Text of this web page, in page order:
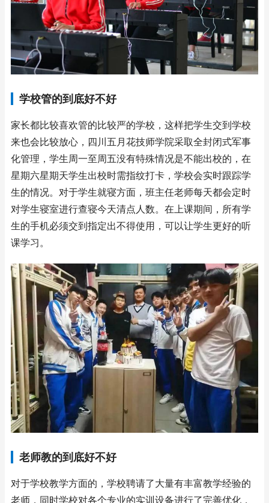
学校管的到底好不好
家长都比较喜欢管的比较严的学校，这样把学生交到学校
来也会比较放心，四川五月花技师学院采取全封闭式军事
化管理，学生周一至周五没有特殊情况是不能出校的，在
星期六星期天学生出校时需指纹打卡，学校会实时跟踪学
生的情况。对于学生就寝方面，班主任老师每天都会定时
对学生寝室进行查寝今天清点人数。在上课期间，所有学
生的手机必须交到指定出不得使用，可以让学生更好的听
课学习。
老师教的到底好不好
对于学校教学方面的，学校聘请了大量有丰富教学经验的
老师，同时学校对各个专业的实训设备进行了完善优化，